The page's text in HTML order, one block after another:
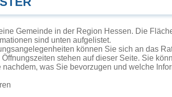
Gemeinde in der Region Hessen. Die
sind unten aufgelistet.
können Sie sich an das
stehen auf dieser Seite. Sie
nachdem, was Sie bevorzugen und welche